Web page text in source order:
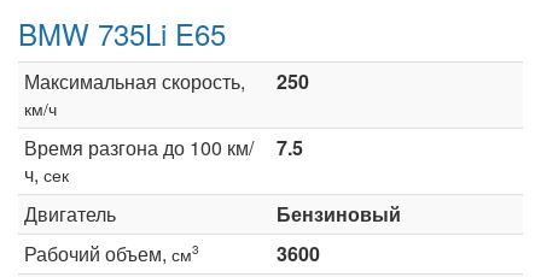
BMW 735Li E65
Максимальная скорость,
км/ч
250
Время разгона до 100 км/
ч, сек
7.5
Двигатель
Бензиновый
Рабочий объем, см3 3600